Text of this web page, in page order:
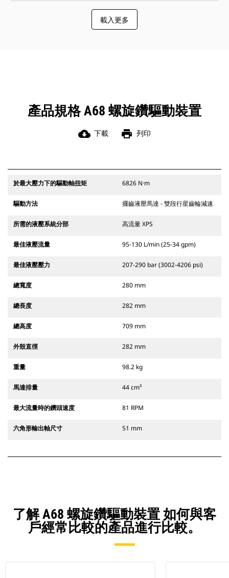
載入更多
產品規格 A68 螺旋鑽驅動裝置
cloud_download 下載 print 列印
於最大壓力下的驅動軸扭矩 6826 N·m
驅動方法 擺齒液壓馬達 - 雙段行星齒輪減速
所需的液壓系統分部 高流量 XPS
最佳液壓流量 95-130 L/min (25-34 gpm)
最佳液壓壓力 207-290 bar (3002-4206 psi)
總寬度 280 mm
總長度 282 mm
總高度 709 mm
外殼直徑 282 mm
重量 98.2 kg
馬達排量 44 cm³
最大流量時的鑽頭速度 81 RPM
六角形輸出軸尺寸 51 mm
了解 A68 螺旋鑽驅動裝置 如何與客
戶經常比較的產品進行比較。